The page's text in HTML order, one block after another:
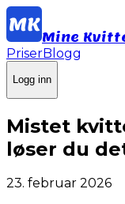
Mine
PriserBlogg
Logg inn
Mistet
løser du
23. februar 2026